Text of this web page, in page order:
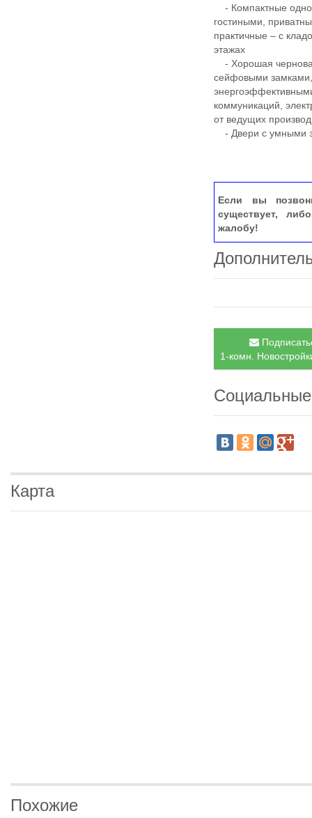
- Компактные
гостиными,
практичные – с
этажах
- Хорошая
сейфовыми
коммуникаций,
от ведущих
- Двери с умными
Если вы
существует,
жалобу!
1-комн.
Карта
Похожие